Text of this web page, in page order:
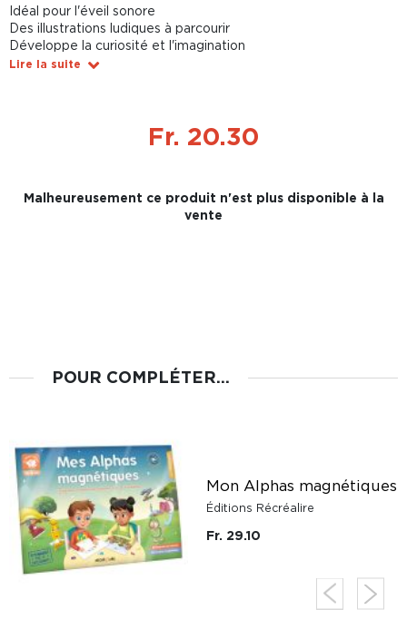
Idéal pour l'éveil sonore
Des illustrations ludiques à parcourir
Développe la curiosité et l'imagination
Lire la suite
Fr. 20.30
Malheureusement ce produit n'est plus disponible à la
vente
POUR COMPLÉTER...
Mon Alphas magnétiques
Éditions Récréalire
Fr. 29.10